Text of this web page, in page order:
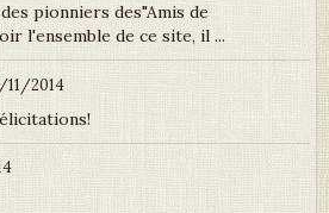
pionniers des"Amis de
l'ensemble de ce site, il ...
11/2014